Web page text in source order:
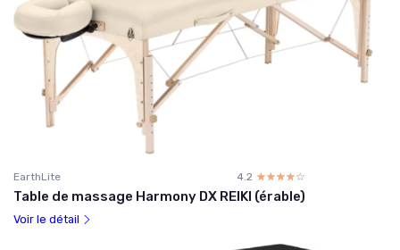
EarthLite 4.2 ☆☆☆☆☆
★★★★★
Table de massage Harmony DX REIKI (érable)
Voir le détail